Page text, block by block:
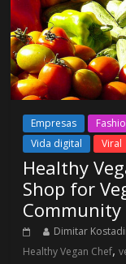
Empresas
Vida digital
Viral
Healthy
Shop for
Community
Dimitar
Healthy Vegan Chef,